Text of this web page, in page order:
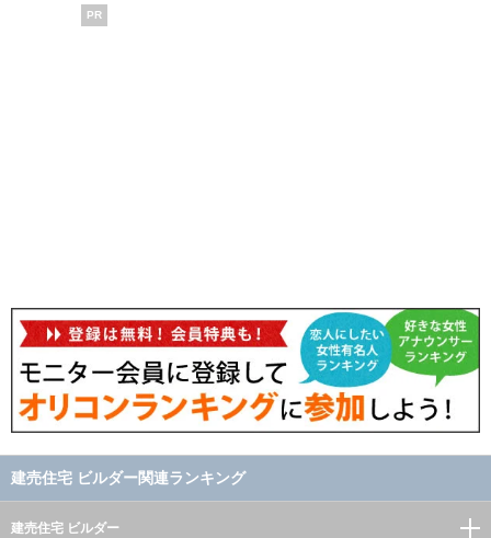
PR
建売住宅 ビルダー関連ランキング
建売住宅 ビルダー